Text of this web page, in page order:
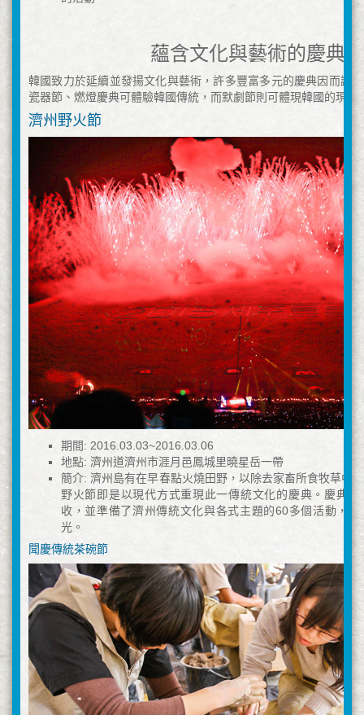
蘊含文化與藝術的慶典
韓國致力於延續並發揚文化與藝術，許多豐富多元的慶典因而誕
瓷器節、燃燈慶典可體驗韓國傳統，而默劇節則可體現韓國的現代
濟州野火節
期間: 2016.03.03~2016.03.06
地點: 濟州道濟州市涯月邑鳳城里曉星岳一帶
簡介: 濟州島有在早春點火燒田野，以除去家畜所食牧草中
野火節即是以現代方式重現此一傳統文化的慶典。慶典
收，並準備了濟州傳統文化與各式主題的60多個活動，
光。
聞慶傳統茶碗節